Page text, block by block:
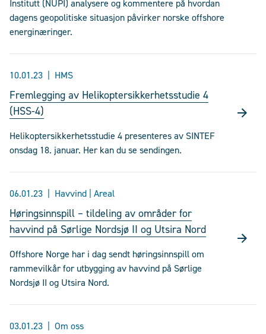
Institutt (NUPI) analysere og kommentere på hvordan
dagens geopolitiske situasjon påvirker norske offshore
energinæringer.
10.01.23 HMS
Fremlegging av Helikoptersikkerhetsstudie 4
(HSS-4)
Helikoptersikkerhetsstudie 4 presenteres av SINTEF
onsdag 18. januar. Her kan du se sendingen.
06.01.23 Havvind | Areal
Høringsinnspill – tildeling av områder for
havvind på Sørlige Nordsjø II og Utsira Nord
Offshore Norge har i dag sendt høringsinnspill om
rammevilkår for utbygging av havvind på Sørlige
Nordsjø II og Utsira Nord.
03.01.23 Om oss